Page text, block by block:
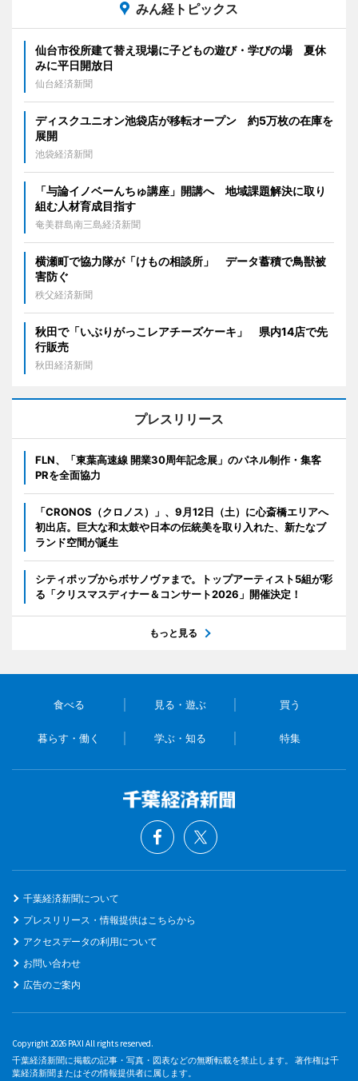
みん経トピックス
仙台市役所建て替え現場に子どもの遊び・学びの場 夏休
みに平日開放日
仙台経済新聞
ディスクユニオン池袋店が移転オープン 約5万枚の在庫を
展開
池袋経済新聞
「与論イノベーんちゅ講座」開講へ 地域課題解決に取り
組む人材育成目指す
奄美群島南三島経済新聞
横瀬町で協力隊が「けもの相談所」 データ蓄積で鳥獣被
害防ぐ
秩父経済新聞
秋田で「いぶりがっこレアチーズケーキ」 県内14店で先
行販売
秋田経済新聞
プレスリリース
FLN、「東葉高速線 開業30周年記念展」のパネル制作・集客
PRを全面協力
「CRONOS（クロノス）」、9月12日（土）に心斎橋エリアへ
初出店。巨大な和太鼓や日本の伝統美を取り入れた、新たなブ
ランド空間が誕生
シティポップからボサノヴァまで。トップアーティスト5組が彩
る「クリスマスディナー＆コンサート2026」開催決定！
もっと見る
食べる 見る・遊ぶ 買う
暮らす・働く 学ぶ・知る 特集
千葉経済新聞について
プレスリリース・情報提供はこちらから
アクセスデータの利用について
お問い合わせ
広告のご案内
Copyright 2026 PAXI All rights reserved.
千葉経済新聞に掲載の記事・写真・図表などの無断転載を禁止します。 著作権は千
葉経済新聞またはその情報提供者に属します。